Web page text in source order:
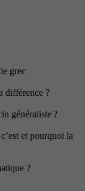
grec
différence ?
généraliste ?
et pourquoi la
?